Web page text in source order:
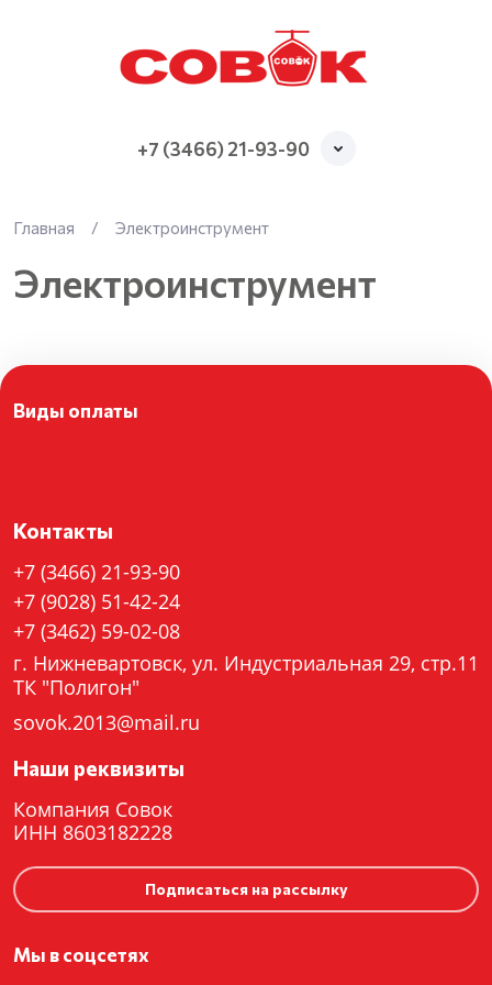
+7 (3466) 21-93-90
Главная / Электроинструмент
Электроинструмент
Контакты
+7 (3466) 21-93-90
+7 (9028) 51-42-24
+7 (3462) 59-02-08
г. Нижневартовск, ул. Индустриальная 29, стр.11
ТК "Полигон"
sovok.2013@mail.ru
Наши реквизиты
Компания Совок
ИНН 8603182228
Подписаться на рассылку
Мы в соцсетях
Виды оплаты